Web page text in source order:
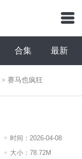
合集 最新
>赛马也疯狂
时间： 2026-04-08
07:2026
大小： 78.72M